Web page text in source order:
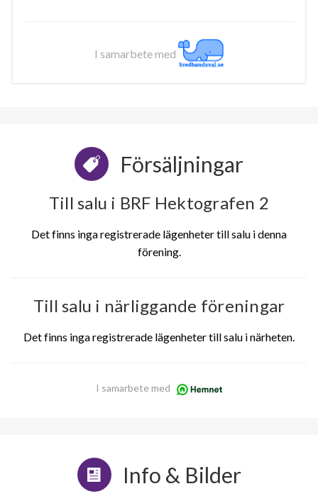
I samarbete med
Försäljningar
Till salu i BRF Hektografen 2
Det finns inga registrerade lägenheter till salu i denna
förening.
Till salu i närliggande föreningar
Det finns inga registrerade lägenheter till salu i närheten.
I samarbete med
Info & Bilder